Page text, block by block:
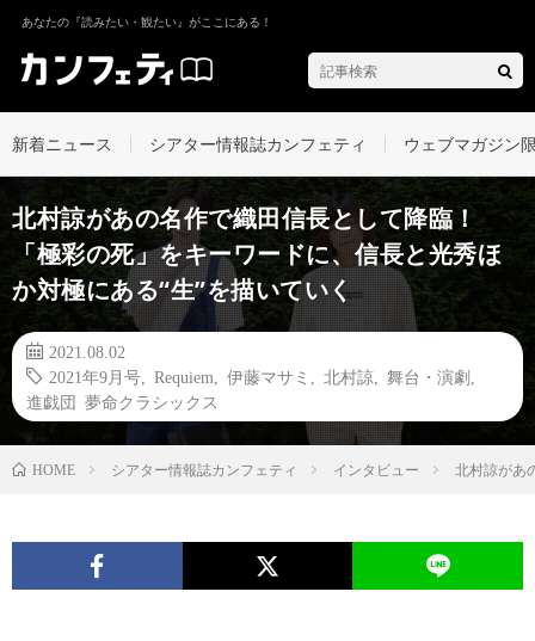
あなたの『読みたい・観たい』がここにある！
新着ニュース シアター情報誌カンフェティ ウェブマガジン
北村諒があの名作で織田信長として降臨！
「極彩の死」をキーワードに、信長と光秀ほ
か対極にある“生”を描いていく
2021.08.02
2021年9月号
Requiem 伊藤マサミ 北村諒 舞台・演劇
進戯団 夢命クラシックス
HOME シアター情報誌カンフェティ インタビュー 北村諒があ